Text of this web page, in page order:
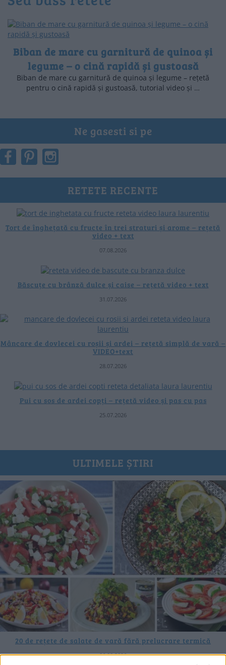
Biban de mare cu garnitură de quinoa și
legume – o cină rapidă și gustoasă
Biban de mare cu garnitură de quinoa și legume – rețetă
pentru o cină rapidă și gustoasă, tutorial video și …
Ne gasesti si pe
RETETE RECENTE
Tort de înghețată cu fructe în trei straturi și arome – rețetă
video + text
07.08.2026
Băscuțe cu brânză dulce și caise – rețetă video + text
31.07.2026
Mâncare de dovlecei cu roșii și ardei – rețetă simplă de vară –
VIDEO+text
28.07.2026
Pui cu sos de ardei copți – rețetă video și pas cu pas
25.07.2026
ULTIMELE ȘTIRI
20 de rețete de salate de vară fără prelucrare termică
06.08.2026